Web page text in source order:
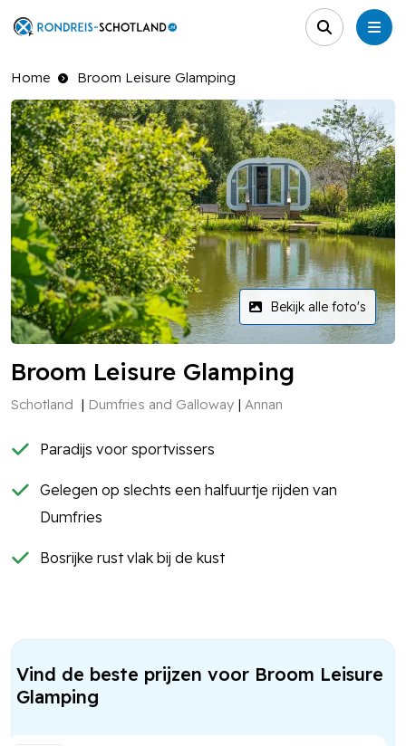
Home Broom Leisure Glamping
Bekijk alle foto's
Broom Leisure Glamping
Schotland Dumfries and Galloway Annan
Paradijs voor sportvissers
Gelegen op slechts een halfuurtje rijden van
Dumfries
Bosrijke rust vlak bij de kust
Vind de beste prijzen voor Broom Leisure
Glamping